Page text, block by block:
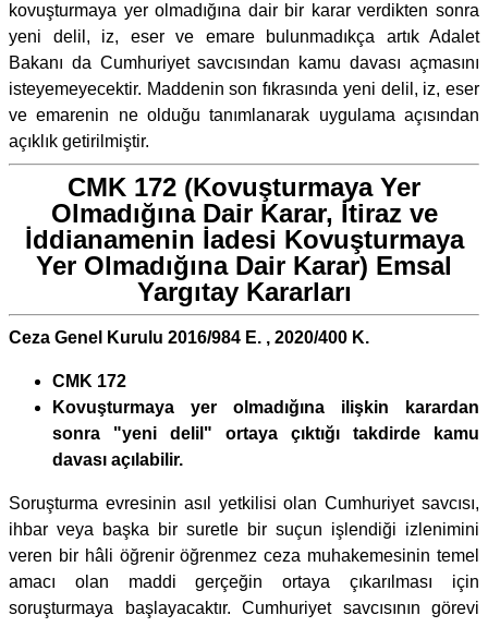
kovuşturmaya yer olmadığına dair bir karar verdikten sonra
yeni delil, iz, eser ve emare bulunmadıkça artık Adalet
Bakanı da Cumhuriyet savcısından kamu davası açmasını
isteyemeyecektir. Maddenin son fıkrasında yeni delil, iz, eser
ve emarenin ne olduğu tanımlanarak uygulama açısından
açıklık getirilmiştir.
CMK 172 (Kovuşturmaya Yer
Olmadığına Dair Karar, İtiraz ve
İddianamenin İadesi Kovuşturmaya
Yer Olmadığına Dair Karar) Emsal
Yargıtay Kararları
Ceza Genel Kurulu 2016/984 E. , 2020/400 K.
CMK 172
Kovuşturmaya yer olmadığına ilişkin karardan
sonra "yeni delil" ortaya çıktığı takdirde kamu
davası açılabilir.
Soruşturma evresinin asıl yetkilisi olan Cumhuriyet savcısı,
ihbar veya başka bir suretle bir suçun işlendiği izlenimini
veren bir hâli öğrenir öğrenmez ceza muhakemesinin temel
amacı olan maddi gerçeğin ortaya çıkarılması için
soruşturmaya başlayacaktır. Cumhuriyet savcısının görevi